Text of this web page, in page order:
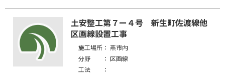
土安整工第７ー４号 新生町佐渡線他
区画線設置工事
施工場所： 燕市内
分野 ： 区画線
工法 ：